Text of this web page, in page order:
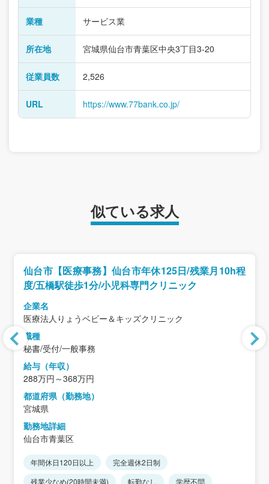
業種 サービス業
所在地 宮城県仙台市青葉区中央3丁目3-20
従業員数 2,526
URL https://www.77bank.co.jp/
似ている求人
仙台市【医療事務】仙台市年休125日/残業月10h程
度/五橋駅徒歩1分/小児科専門クリニック
企業名
医療法人りょうベビー＆キッズクリニック
職種
秘書/受付/一般事務
給与（年収）
288万円～368万円
都道府県（勤務地）
宮城県
勤務地詳細
仙台市青葉区
年間休日120日以上
完全週休2日制
残業少なめ(20時間未満)
転勤なし 学歴不問